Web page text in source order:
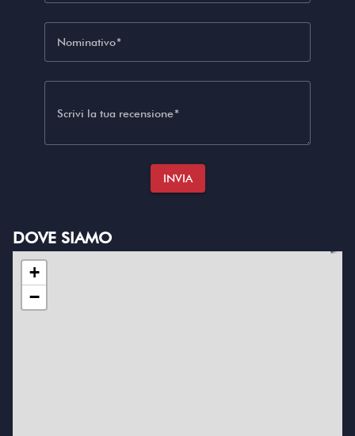
Nominativo
Scrivi la tua recensione
INVIA
DOVE SIAMO
+
−